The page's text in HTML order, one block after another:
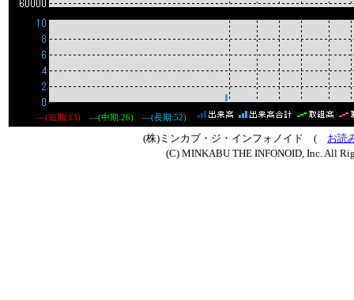
―(短期:13) ―(中期:26) ―(長期:52)
(株)ミンカブ・ジ・インフォノイド ( お読
(C) MINKABU THE INFONOID, Inc. All